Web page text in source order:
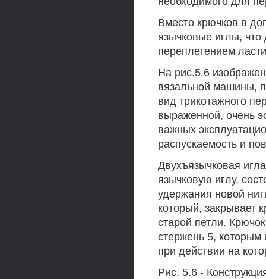
Вместо крючков в
язычковые иглы, что
переплетением
На рис.5.6
вязальной машины,
вид трикотажного
выраженной, очень
важных
распускаемость и
Двухъязычковая
язычковую иглу,
удержания новой
который, закрывает
старой петли.
стержень 5, которым
при действии на
Рис. 5.6 -